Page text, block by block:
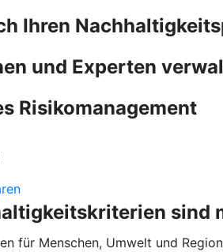
Ihren
und Experten
Risikomanagement
sind
für Menschen, Umwelt und